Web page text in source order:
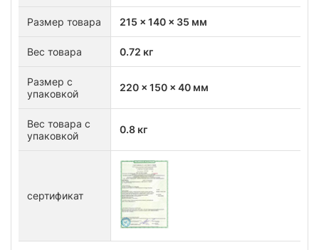
Размер товара 215 x 140 x 35 мм
Вес товара 0.72 кг
Размер с
упаковкой
220 x 150 x 40 мм
Вес товара с
упаковкой
0.8 кг
сертификат